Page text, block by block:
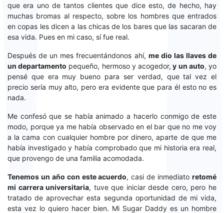
que era uno de tantos clientes que dice esto, de hecho, hay
muchas bromas al respecto, sobre los hombres que entrados
en copas les dicen a las chicas de los bares que las sacaran de
esa vida. Pues en mi caso, sí fue real.
Después de un mes frecuentándonos ahí, me dio las llaves de
un departamento pequeño, hermoso y acogedor, y un auto, yo
pensé que era muy bueno para ser verdad, que tal vez el
precio sería muy alto, pero era evidente que para él esto no es
nada.
Me confesó que se había animado a hacerlo conmigo de este
modo, porque ya me había observado en el bar que no me voy
a la cama con cualquier hombre por dinero, aparte de que me
había investigado y había comprobado que mi historia era real,
que provengo de una familia acomodada.
Tenemos un año con este acuerdo, casi de inmediatoretomé
mi carrera universitaria, tuve que iniciar desde cero, pero he
tratado de aprovechar esta segunda oportunidad de mi vida,
esta vez lo quiero hacer bien. Mi Sugar Daddy es un hombre